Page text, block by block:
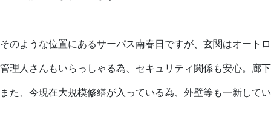
そのような位置にあるサーパス南春日ですが、玄関はオートロ
管理人さんもいらっしゃる為、セキュリティ関係も安心。廊
また、今現在大規模修繕が入っている為、外壁等も一新してい